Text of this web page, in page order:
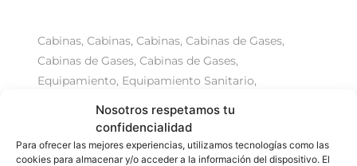
Nosotros respetamos tu
confidencialidad
Para ofrecer las mejores experiencias, utilizamos tecnologías como las
cookies para almacenar y/o acceder a la información del dispositivo. El
Cabinas, Cabinas, Cabinas, Cabinas de Gases,
Cabinas de Gases, Cabinas de Gases,
Equipamiento, Equipamiento Sanitario,
Classic, Cruma ,Gases
Cabina de Gases Gama CLASSIC